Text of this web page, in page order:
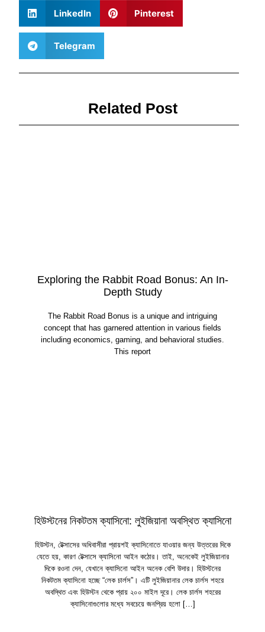
LinkedIn Pinterest
Telegram
Related Post
Exploring the Rabbit Road Bonus: An In-
Depth Study
The Rabbit Road Bonus is a unique and intriguing
concept that has garnered attention in various fields
including economics, gaming, and behavioral studies.
This report
হিউস্টনের নিকটতম ক্যাসিনো: লুইজিয়ানা অবস্থিত ক্যাসিনো
হিউস্টন, টেক্সাসের অধিবাসীরা প্রায়শই ক্যাসিনোতে যাওয়ার জন্য উত্তরের দিকে
যেতে হয়, কারণ টেক্সাসে ক্যাসিনো আইন কঠোর। তাই, অনেকেই লুইজিয়ানার
দিকে রওনা দেন, যেখানে ক্যাসিনো আইন অনেক বেশি উদার। হিউস্টনের
নিকটতম ক্যাসিনো হচ্ছে “লেক চার্লস”। এটি লুইজিয়ানার লেক চার্লস শহরে
অবস্থিত এবং হিউস্টন থেকে প্রায় ২০০ মাইল দূরে। লেক চার্লস শহরের
ক্যাসিনোগুলোর মধ্যে সবচেয়ে জনপ্রিয় হলো […]